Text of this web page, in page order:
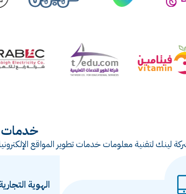
خدمات
لينك لتقنية معلومات خدمات تطوير المواقع
الهوية